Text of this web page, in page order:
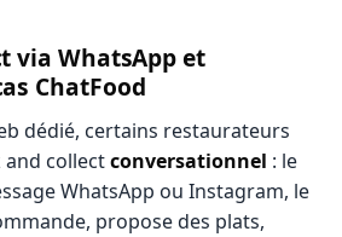
via WhatsApp et
ChatFood
dédié, certains restaurateurs
and collectconversationnel : le
WhatsApp ou Instagram, le
propose des plats,